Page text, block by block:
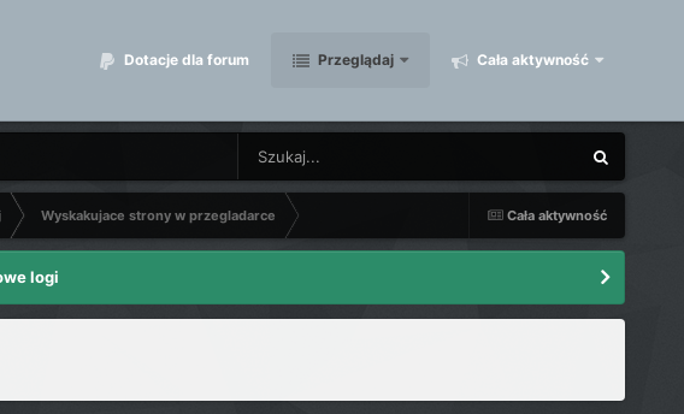
Dotacje dla forum Przeglądaj Cała aktywność
Cała aktywność
Wyskakujace strony w przegladarce
logi